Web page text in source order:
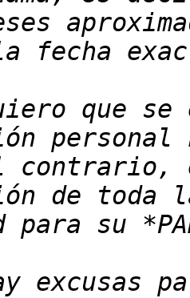
que se
excusas